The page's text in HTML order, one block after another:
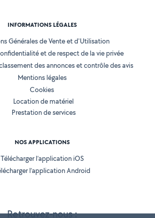
Retrouvez-nous :
INFORMATIONS LÉGALES
Générales de Vente et d'Utilisation
et de respect de la vie privée
des annonces et contrôle des avis
Mentions légales
Cookies
Location de matériel
Prestation de services
NOS APPLICATIONS
Télécharger l’application iOS
l’application Android